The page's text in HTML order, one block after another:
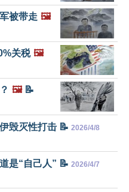
被带走 🖼️
关税 🖼️
🖼️📝
毁灭性打击 📝 2026/4/8
是“自己人” 📝 2026/4/7